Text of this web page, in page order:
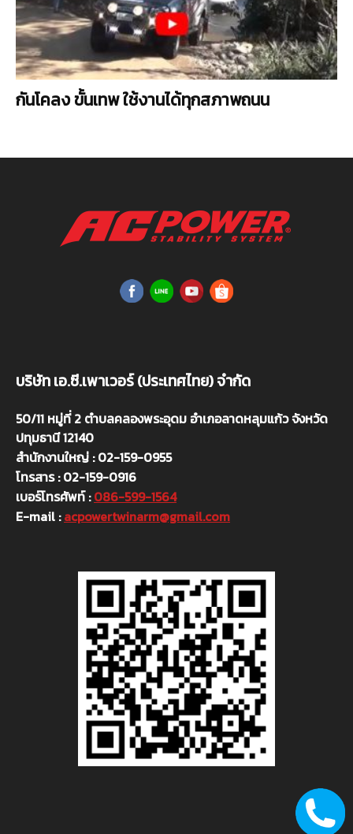
กันโคลง ขั้นเทพ ใช้งานได้ทุกสภาพถนน
บริษัท เอ.ซี.เพาเวอร์ (ประเทศไทย) จำกัด
50/11 หมู่ที่ 2 ตำบลคลองพระอุดม อำเภอลาดหลุมแก้ว จังหวัด
ปทุมธานี 12140
สำนักงานใหญ่ : 02-159-0955
โทรสาร : 02-159-0916
เบอร์โทรศัพท์ :086-599-1564
E-mail :acpowertwinarm@gmail.com